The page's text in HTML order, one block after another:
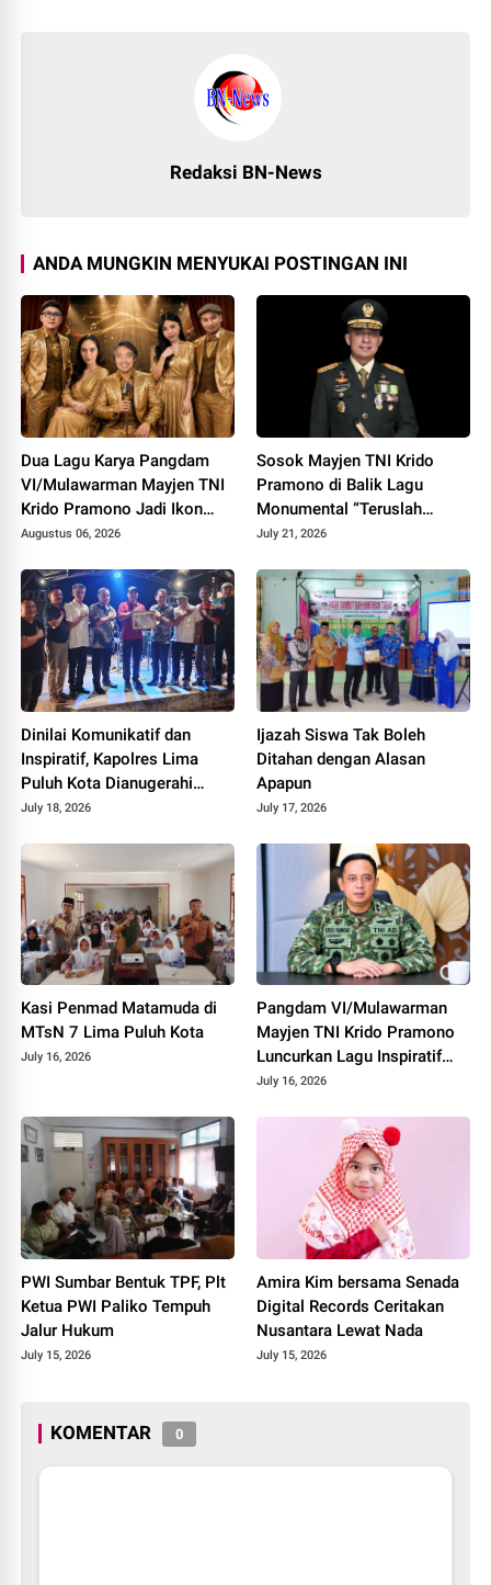
Redaksi BN-News
ANDA MUNGKIN MENYUKAI POSTINGAN INI
Dua Lagu Karya Pangdam
VI/Mulawarman Mayjen TNI
Krido Pramono Jadi Ikon
Singing Competition HUT ke
Augustus 06, 2026
Sosok Mayjen TNI Krido
Pramono di Balik Lagu
Monumental “Teruslah
Melangkah”
July 21, 2026
Dinilai Komunikatif dan
Inspiratif, Kapolres Lima
Puluh Kota Dianugerahi
Penghargaan
July 18, 2026
Ijazah Siswa Tak Boleh
Ditahan dengan Alasan
Apapun
July 17, 2026
Kasi Penmad Matamuda di
MTsN 7 Lima Puluh Kota
July 16, 2026
Pangdam VI/Mulawarman
Mayjen TNI Krido Pramono
Luncurkan Lagu Inspiratif
"Teruslah Melangkah"
July 16, 2026
PWI Sumbar Bentuk TPF, Plt
Ketua PWI Paliko Tempuh
Jalur Hukum
July 15, 2026
Amira Kim bersama Senada
Digital Records Ceritakan
Nusantara Lewat Nada
July 15, 2026
KOMENTAR 0